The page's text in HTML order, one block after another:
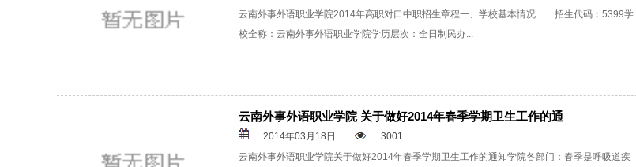
云南外事外语职业学院2014年高职对口中职招生章程一、学校基本情况 招生代码：5399学
校全称：云南外事外语职业学院学历层次：全日制民办...
云南外事外语职业学院 关于做好2014年春季学期卫生工作的通
2014年03月18日
3001
云南外事外语职业学院关于做好2014年春季学期卫生工作的通知学院各部门：春季是呼吸道疾